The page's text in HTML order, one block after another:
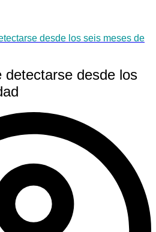
desde los seis meses de
detectarse desde los